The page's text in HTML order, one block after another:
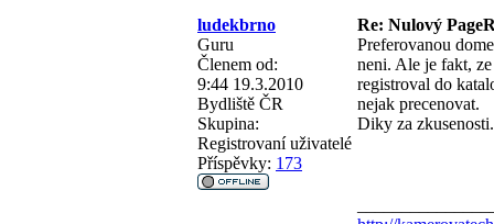
ludekbrno
Re: Nulový
Guru
Členem od:
9:44 19.3.2010
Bydliště ČR
Skupina:
Registrovaní uživatelé
Příspěvky: 173
Preferovanou
neni. Ale je fakt,
registroval do
nejak precenovat.
Diky za zkusenosti.